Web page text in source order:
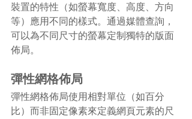
裝置的特性（如螢幕寬度、高度、方向
等）應用不同的樣式。通過媒體查詢，
可以為不同尺寸的螢幕定制獨特的版面
佈局。
彈性網格佈局
彈性網格佈局使用相對單位（如百分
比）而非固定像素來定義網頁元素的尺